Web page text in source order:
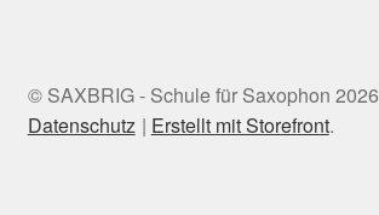
© SAXBRIG - Schule für Saxophon 2026
Datenschutz
Erstellt mit Storefront.